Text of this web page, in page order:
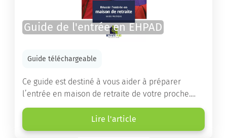
Guide de l'entrée en EHPAD
Guide téléchargeable
Ce guide est destiné à vous aider à préparer
l’entrée en maison de retraite de votre proche.
Vous y trouverez un panorama des différents types
d’établissements ainsi que des conseils pratiques
destinés à orienter les familles et à leur faciliter
Lire l'article